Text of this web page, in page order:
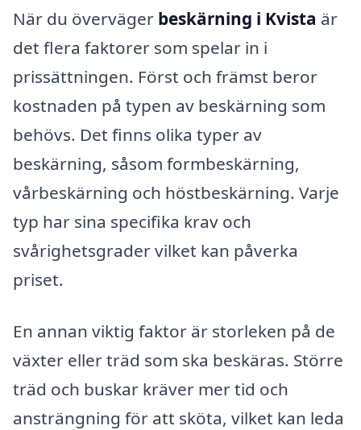
När du överväger beskärning i Kvista är
det flera faktorer som spelar in i
prissättningen. Först och främst beror
kostnaden på typen av beskärning som
behövs. Det finns olika typer av
beskärning, såsom formbeskärning,
vårbeskärning och höstbeskärning. Varje
typ har sina specifika krav och
svårighetsgrader vilket kan påverka
priset.
En annan viktig faktor är storleken på de
växter eller träd som ska beskäras. Större
träd och buskar kräver mer tid och
ansträngning för att sköta, vilket kan leda